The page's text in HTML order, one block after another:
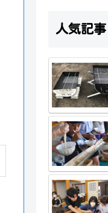
人気記事